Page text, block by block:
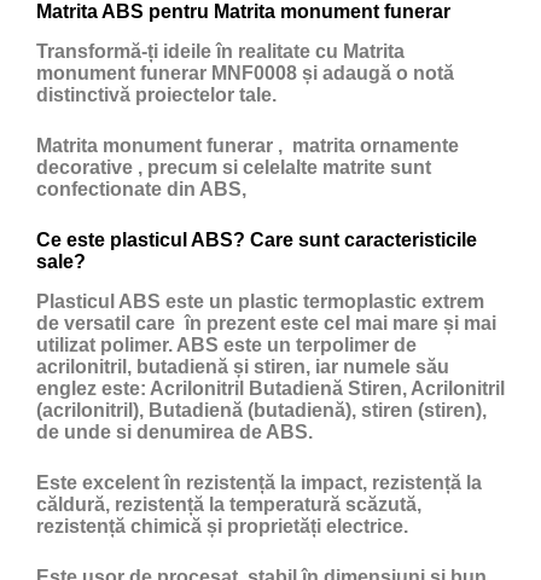
Matrita ABS pentru Matrita monument funerar
Transformă-ți ideile în realitate cu Matrita
monument funerar MNF0008 și adaugă o notă
distinctivă proiectelor tale.
Matrita monument funerar , matrita ornamente
decorative , precum si celelalte matrite sunt
confectionate din ABS,
Ce este plasticul ABS? Care sunt caracteristicile
sale?
Plasticul ABS este un plastic termoplastic extrem
de versatil care în prezent este cel mai mare și mai
utilizat polimer. ABS este un terpolimer de
acrilonitril, butadienă și stiren, iar numele său
englez este: Acrilonitril Butadienă Stiren, Acrilonitril
(acrilonitril), Butadienă (butadienă), stiren (stiren),
de unde si denumirea de ABS.
Este excelent în rezistență la impact, rezistență la
căldură, rezistență la temperatură scăzută,
rezistență chimică și proprietăți electrice.